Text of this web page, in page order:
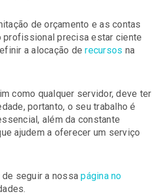
de orçamento e as contas
profissional precisa estar ciente
a alocação derecursos na
como qualquer servidor, deve ter
portanto, o seu trabalho é
além da constante
ajudem a oferecer um serviço
de seguir a nossapágina no